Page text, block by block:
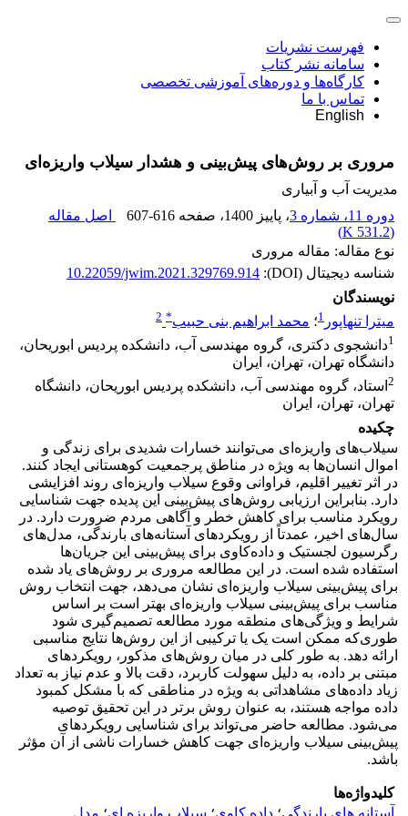
فهرست نشریات
سامانه نشر کتاب
کارگاه‌ها و دوره‌های آموزشی تخصصی
تماس با ما
English
مروری بر روش‌های پیش‌بینی و هشدار سیلاب واریزه‌ای
مدیریت آب و آبیاری
دوره 11، شماره 3
، پاییز 1400 ، صفحه 607-616
اصل مقاله
(
531.2 K
)
نوع مقاله: مقاله مروری
شناسه دیجیتال (DOI):
10.22059/jwim.2021.329769.914
نویسندگان
میترا تنهاپور 1؛ محمد ابراهیم بنی حبیب*
2
1دانشجوی دکتری، گروه مهندسی آب، دانشکده پردیس ابوریحان،
دانشگاه تهران، تهران، ایران
2 استاد، گروه مهندسی آب، دانشکده پردیس ابوریحان، دانشگاه
تهران، تهران، ایران
چکیده
سیلاب‌های واریزه‌ای می‌توانند خسارات شدیدی برای زندگی و
اموال انسان‌ها به ویژه در مناطق پرجمعیت کوهستانی ایجاد کنند.
در اثر تغییر اقلیم، فراوانی وقوع سیلاب واریزه‌ای روند افزایشی
دارد. بنابراین ارزیابی روش‌های پیش‌بینی این پدیده جهت شناسایی
رویکرد مناسب برای کاهش خطر و آگاهی مردم ضرورت دارد. در
سال‌های اخیر، عمدتاً از رویکردهای آستانه‌های بارندگی، مدل‌های
رگرسیون لجستیک و داده‌کاوی برای پیش‌بینی این جریان‌ها
استفاده شده است. در این مطالعه مروری بر روش‌های یاد شده
برای پیش‌بینی سیلاب واریزه‌ای نشان می‌دهد، جهت انتخاب روش
مناسب برای پیش‌بینی سیلاب واریزه‌ای بهتر است بر اساس
شرایط و ویژگی‌های منطقه مورد مطالعه تصمیم‌گیری شود
طوری‌که ممکن است یک یا ترکیبی از این روش‌ها نتایج مناسبی
ارائه دهد. به طور کلی در میان روش‌های مذکور، رویکردهای
مبتنی بر داده، به دلیل سهولت کاربرد، دقت بالا و عدم نیاز به تعداد
زیاد داده‌های مشاهداتی به ویژه در مناطقی که با مشکل کمبود
داده مواجه هستند، به عنوان روش برتر در این تحقیق توصیه
می‌شود. مطالعه حاضر می‌تواند برای شناسایی رویکردهای
پیش‌بینی سیلاب واریزه‌ای جهت کاهش خسارات ناشی از آن مؤثر
باشد.
کلیدواژه‌ها
آستانه های بارندگی؛ داده کاوی؛ سیلاب واریزه ای؛ مدل